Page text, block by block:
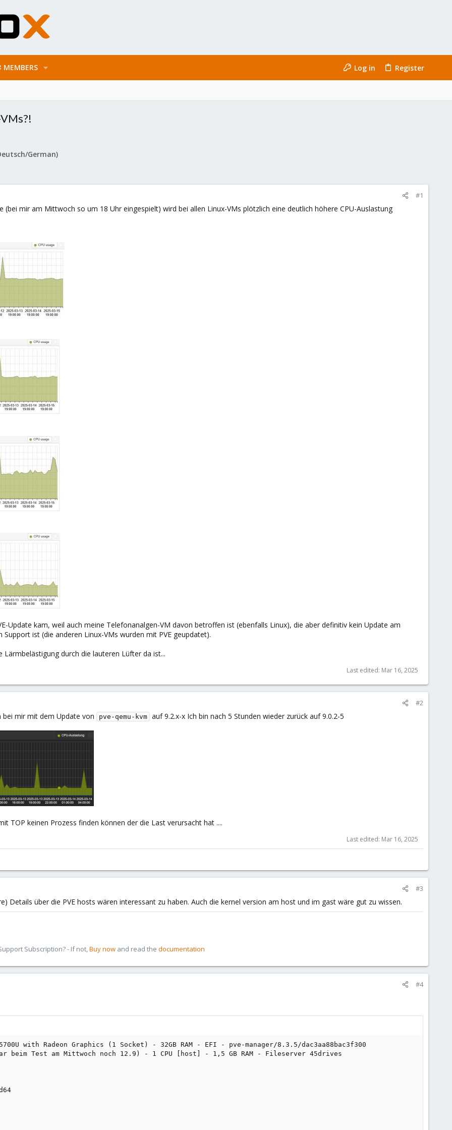
MEMBERS Log in Register
German)
#1
(bei mir am Mittwoch so um 18 Uhr eingespielt) wird bei allen Linux-VMs plötzlich eine deutlich höhere CPU-Auslastung
Update kam, weil auch meine Telefonanalgen-VM davon betroffen ist (ebenfalls Linux), die aber definitiv kein Update am
ist (die anderen Linux-VMs wurden mit PVE geupdatet).
Lärmbelästigung durch die lauteren Lüfter da ist...
Last edited: Mar 16, 2025
#2
mir mit dem Update von pve-qemu-kvm auf 9.2.x-x Ich bin nach 5 Stunden wieder zurück auf 9.0.2-5
TOP keinen Prozess finden können der die Last verursacht hat ....
Last edited: Mar 16, 2025
#3
Details über die PVE hosts wären interessant zu haben. Auch die kernel version am host und im gast wäre gut zu wissen.
Subscription? - If not,Buy now and read the documentation
#4
with Radeon Graphics (1 Socket) - 32GB RAM - EFI - pve-manager/8.3.5/dac3aa88bac3f300
beim Test am Mittwoch noch 12.9) - 1 CPU [host] - 1,5 GB RAM - Fileserver 45drives